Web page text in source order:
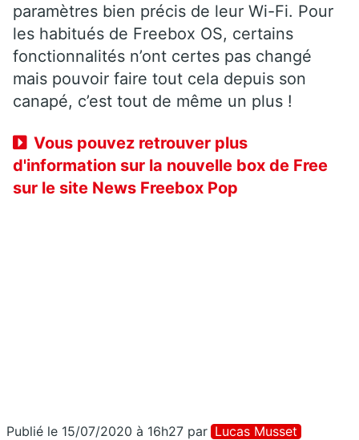
paramètres bien précis de leur Wi-Fi. Pour
les habitués de Freebox OS, certains
fonctionnalités n’ont certes pas changé
mais pouvoir faire tout cela depuis son
canapé, c’est tout de même un plus !
Vous pouvez retrouver plus
d'information sur la nouvelle box de Free
sur le site News Freebox Pop
Publié le 15/07/2020 à 16h27 par Lucas Musset